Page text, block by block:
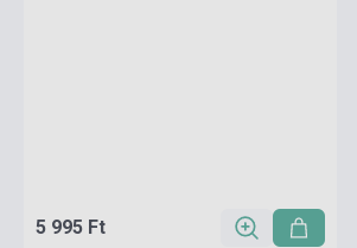
5 995 Ft